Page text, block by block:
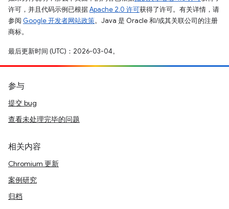
许可，并且代码示例已根据Apache 2.0 许可获得了许可。有关详情，请
参阅 Google 开发者网站政策。Java 是 Oracle 和/或其关联公司的注册
商标。
最后更新时间 (UTC)：2026-03-04。
参与
提交 bug
查看未处理完毕的问题
相关内容
Chromium 更新
案例研究
归档